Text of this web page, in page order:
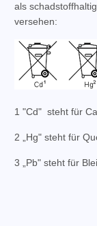
als
versehen:
1 "Cd" steht für
2 „Hg" steht für
3 „Pb" steht für Blei.